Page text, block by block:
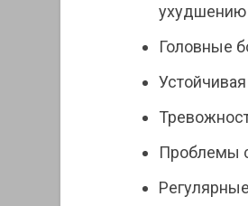
ухудшению
Головные
Проблемы